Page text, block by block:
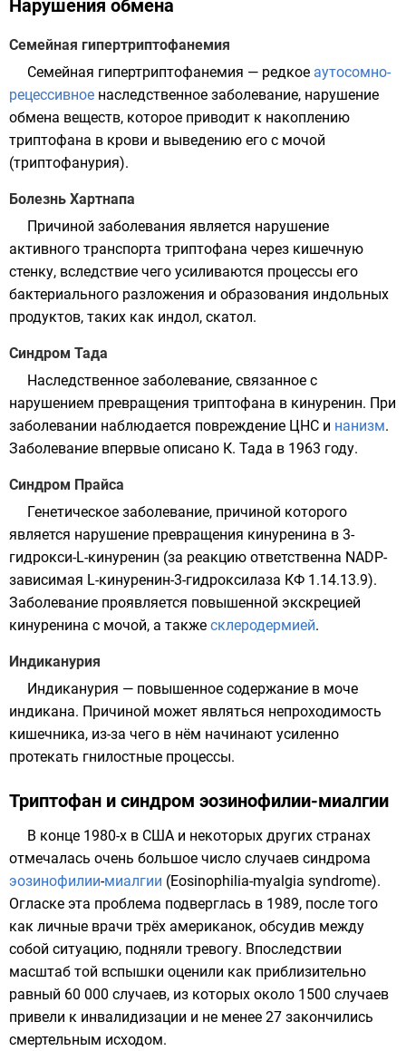
Нарушения обмена
Семейная гипертриптофанемия
Семейная гипертриптофанемия — редкое аутосомно-
рецессивное наследственное заболевание, нарушение
обмена веществ, которое приводит к накоплению
триптофана в крови и выведению его с мочой
(триптофанурия).
Болезнь Хартнапа
Причиной заболевания является нарушение
активного транспорта триптофана через кишечную
стенку, вследствие чего усиливаются процессы его
бактериального разложения и образования индольных
продуктов, таких как индол, скатол.
Синдром Тада
Наследственное заболевание, связанное с
нарушением превращения триптофана в кинуренин. При
заболевании наблюдается повреждение ЦНС и нанизм.
Заболевание впервые описано К. Тада в 1963 году.
Синдром Прайса
Генетическое заболевание, причиной которого
является нарушение превращения кинуренина в 3-
гидрокси-L-кинуренин (за реакцию ответственна NADP-
зависимая L-кинуренин-3-гидроксилаза КФ 1.14.13.9).
Заболевание проявляется повышенной экскрецией
кинуренина с мочой, а также склеродермией.
Индиканурия
Индиканурия — повышенное содержание в моче
индикана. Причиной может являться непроходимость
кишечника, из-за чего в нём начинают усиленно
протекать гнилостные процессы.
Триптофан и синдром эозинофилии-миалгии
В конце 1980-х в США и некоторых других странах
отмечалась очень большое число случаев синдрома
эозинофилии-миалгии (Eosinophilia-myalgia syndrome).
Огласке эта проблема подверглась в 1989, после того
как личные врачи трёх американок, обсудив между
собой ситуацию, подняли тревогу. Впоследствии
масштаб той вспышки оценили как приблизительно
равный 60 000 случаев, из которых около 1500 случаев
привели к инвалидизации и не менее 27 закончились
смертельным исходом.